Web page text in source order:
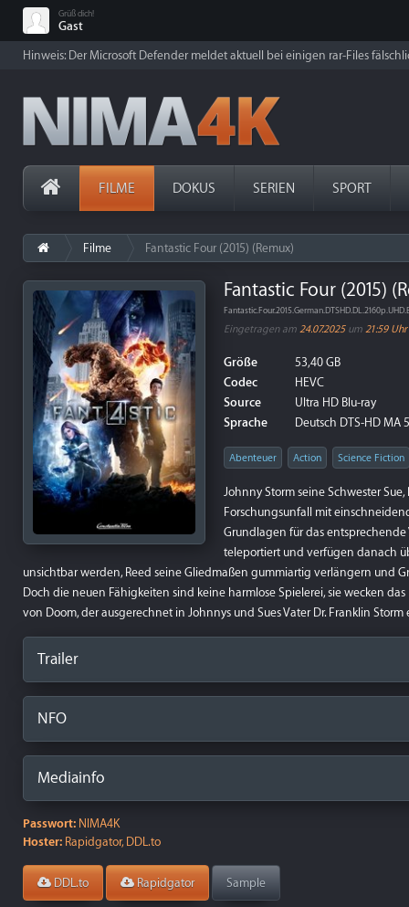
Grüß dich!
Gast
Hinweis: Der Microsoft Defender meldet aktuell bei einigen rar-Files
FILME DOKUS SERIEN SPORT
Filme Fantastic Four (2015) (Remux)
Fantastic Four (2015)
Eingetragen am 24.07.2025um 21:59 Uhr
Größe
53,40 GB
Codec
HEVC
Source
Ultra HD Blu-ray
Sprache
Deutsch DTS-HD MA
Abenteuer Action Science Fiction
Johnny Storm seine Schwester
Forschungsunfall mit
Grundlagen für das
teleportiert und verfügen danach
unsichtbar werden, Reed seine Gliedmaßen gummiartig verlängern und
Doch die neuen Fähigkeiten sind keine harmlose Spielerei, sie wecken
von Doom, der ausgerechnet in Johnnys und Sues Vater Dr. Franklin
Trailer
NFO
Mediainfo
Passwort: NIMA4K
Hoster: Rapidgator, DDL.to
DDL.to Rapidgator Sample